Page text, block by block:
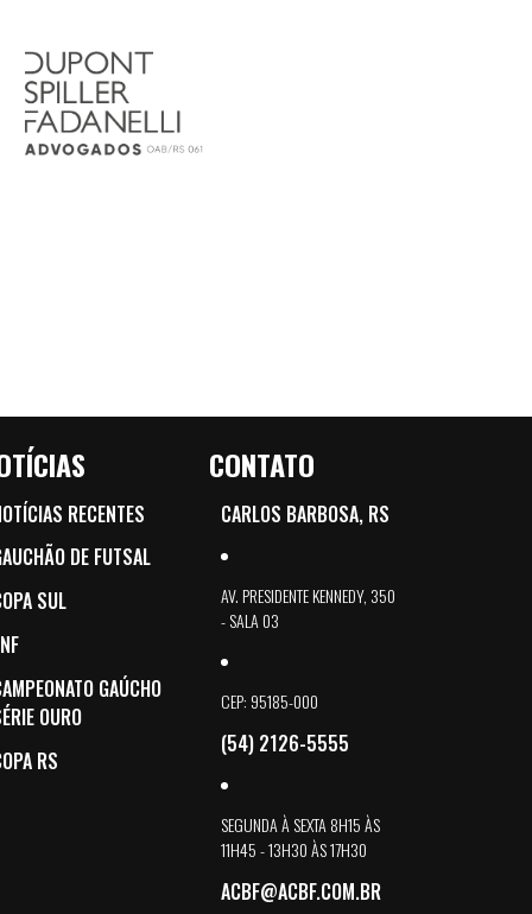
RECENTES
DE FUTSAL
SUL
GAÚCHO
OURO
RS
CONTATO
CARLOS BARBOSA, RS
AV. PRESIDENTE KENNEDY, 350
- SALA 03
CEP: 95185-000
(54) 2126-5555
SEGUNDA À SEXTA 8H15 ÀS
11H45 - 13H30 ÀS 17H30
ACBF@ACBF.COM.BR